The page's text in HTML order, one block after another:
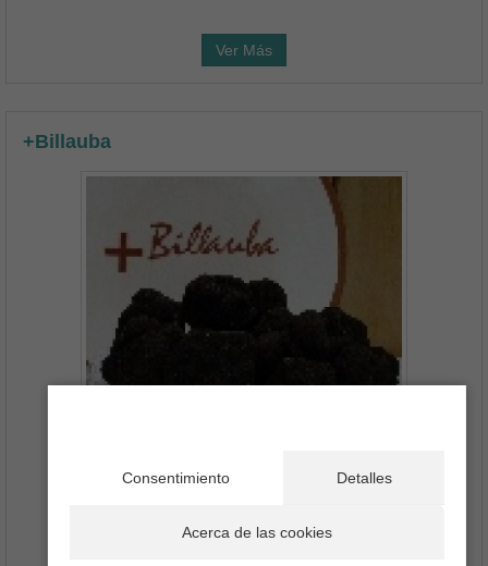
Ver Más
+Billauba
5 Fotos
Consentimiento Detalles
Acerca de las cookies